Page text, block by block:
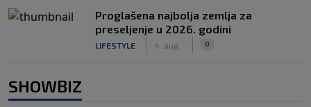
Proglašena najbolja zemlja za
preseljenje u 2026. godini
LIFESTYLE 4. aug. 0
SHOWBIZ